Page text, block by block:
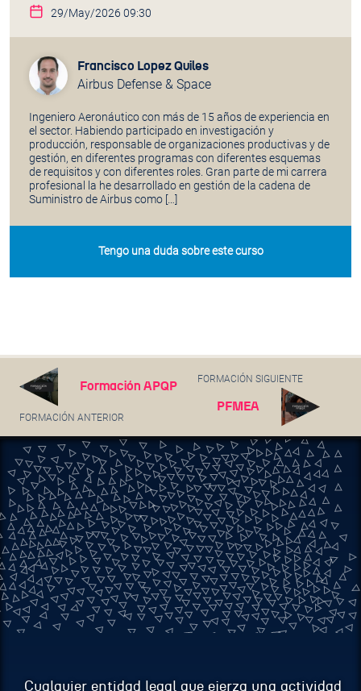
29/May/2026 09:30
Francisco Lopez Quiles
Airbus Defense & Space
Ingeniero Aeronáutico con más de 15 años de experiencia en
el sector. Habiendo participado en investigación y
producción, responsable de organizaciones productivas y de
gestión, en diferentes programas con diferentes esquemas
de requisitos y con diferentes roles. Gran parte de mi carrera
profesional la he desarrollado en gestión de la cadena de
Suministro de Airbus como […]
Tengo una duda sobre este curso
Formación APQP
FORMACIÓN ANTERIOR
FORMACIÓN SIGUIENTE
PFMEA
Cualquier entidad legal que ejerza una actividad